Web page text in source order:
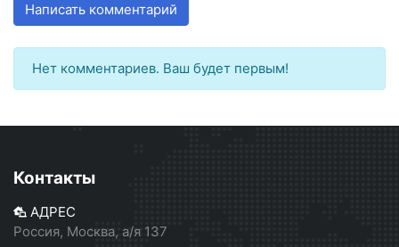
Написать комментарий
Нет комментариев. Ваш будет первым!
Контакты
АДРЕС
Россия, Москва, а/я 137